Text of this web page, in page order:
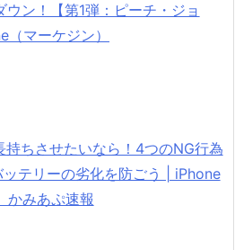
ウン！【第1弾：ピーチ・ジョ
マーケジン）
持ちさせたいなら！4つのNG行為
ッテリーの劣化を防ごう | iPhone
かみあぷ速報